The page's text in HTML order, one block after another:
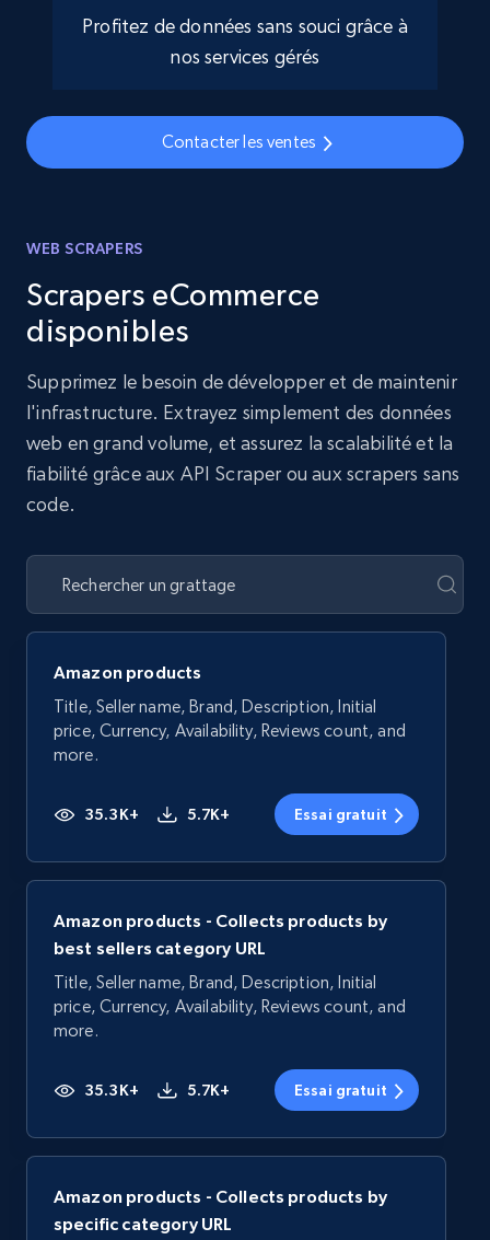
Profitez de données sans souci grâce à
nos services gérés
Contacter les ventes
WEB SCRAPERS
Scrapers eCommerce
disponibles
Supprimez le besoin de développer et de maintenir
l'infrastructure. Extrayez simplement des données
web en grand volume, et assurez la scalabilité et la
fiabilité grâce aux API Scraper ou aux scrapers sans
code.
Amazon products
Title, Seller name, Brand, Description, Initial
price, Currency, Availability, Reviews count, and
more.
35.3K+ 5.7K+ Essai gratuit
Amazon products - Collects products by
best sellers category URL
Title, Seller name, Brand, Description, Initial
price, Currency, Availability, Reviews count, and
more.
35.3K+ 5.7K+ Essai gratuit
Amazon products - Collects products by
specific category URL